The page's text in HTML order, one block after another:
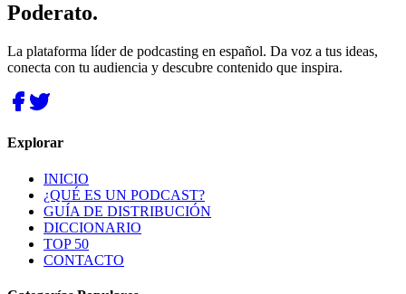
Poderato.
La plataforma líder de podcasting en español. Da voz a tus ideas,
conecta con tu audiencia y descubre contenido que inspira.
Explorar
INICIO
¿QUÉ ES UN PODCAST?
GUÍA DE DISTRIBUCIÓN
DICCIONARIO
TOP 50
CONTACTO